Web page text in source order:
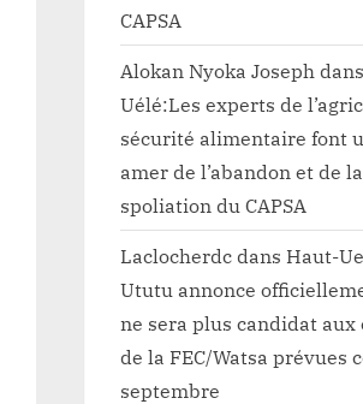
CAPSA
Alokan Nyoka Joseph dans
Uélé:Les experts de
sécurité alimentaire font
amer de l’abandon et de la
spoliation du CAPSA
Laclocherdcdans Haut-
Ututu annonce
ne sera plus candidat aux
de la FEC/Watsa prévues
septembre